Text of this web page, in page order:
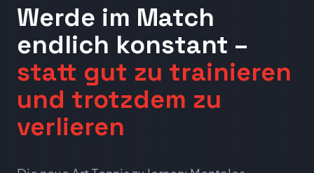
Werde im Match
endlich konstant –
statt gut zu trainieren
und trotzdem zu
verlieren